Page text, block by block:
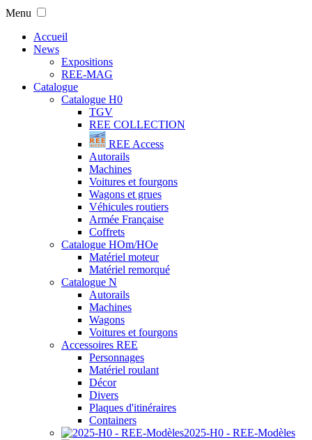
Menu
Accueil
News
Expositions
REE-MAG
Catalogue
Catalogue H0
TGV
REE COLLECTION
REE Access
Autorails
Machines
Voitures et fourgons
Wagons et grues
Véhicules routiers
Armée Française
Coffrets
Catalogue HOm/HOe
Matériel moteur
Matériel remorqué
Catalogue N
Autorails
Machines
Wagons
Voitures et fourgons
Accessoires REE
Personnages
Matériel roulant
Décor
Divers
Plaques d'itinéraires
Containers
2025-H0 - REE-Modèles